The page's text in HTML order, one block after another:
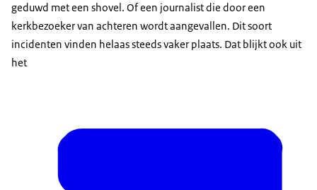
geduwd met een shovel. Of een journalist die door een
kerkbezoeker van achteren wordt aangevallen. Dit soort
incidenten vinden helaas steeds vaker plaats. Dat blijkt ook uit
het